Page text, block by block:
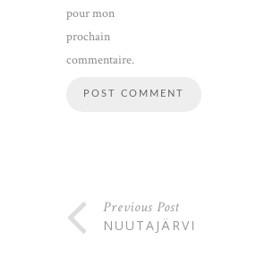
pour mon
prochain
commentaire.
Previous Post
NUUTAJÄRVI